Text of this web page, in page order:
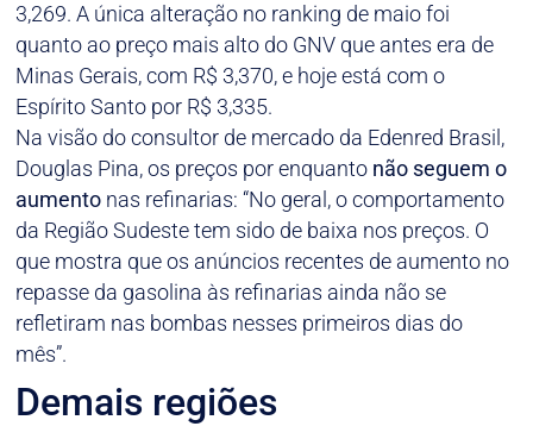
3,269. A única alteração no ranking de maio foi
quanto ao preço mais alto do GNV que antes era de
Minas Gerais, com R$ 3,370, e hoje está com o
Espírito Santo por R$ 3,335.
Na visão do consultor de mercado da Edenred Brasil,
Douglas Pina, os preços por enquanto não seguem o
aumento nas refinarias: “No geral, o comportamento
da Região Sudeste tem sido de baixa nos preços. O
que mostra que os anúncios recentes de aumento no
repasse da gasolina às refinarias ainda não se
refletiram nas bombas nesses primeiros dias do
mês”.
Demais regiões